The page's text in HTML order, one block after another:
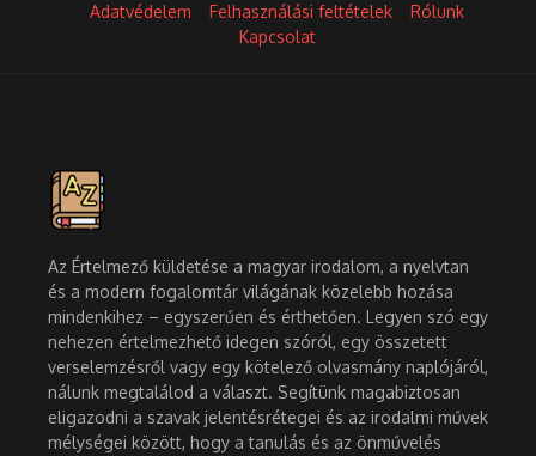
Adatvédelem Felhasználási feltételek
Rólunk
Kapcsolat
Az Értelmező küldetése a magyar irodalom, a nyelvtan
és a modern fogalomtár világának közelebb hozása
mindenkihez – egyszerűen és érthetően. Legyen szó egy
nehezen értelmezhető idegen szóról, egy összetett
verselemzésről vagy egy kötelező olvasmány naplójáról,
nálunk megtalálod a választ. Segítünk magabiztosan
eligazodni a szavak jelentésrétegei és az irodalmi művek
mélységei között, hogy a tanulás és az önművelés